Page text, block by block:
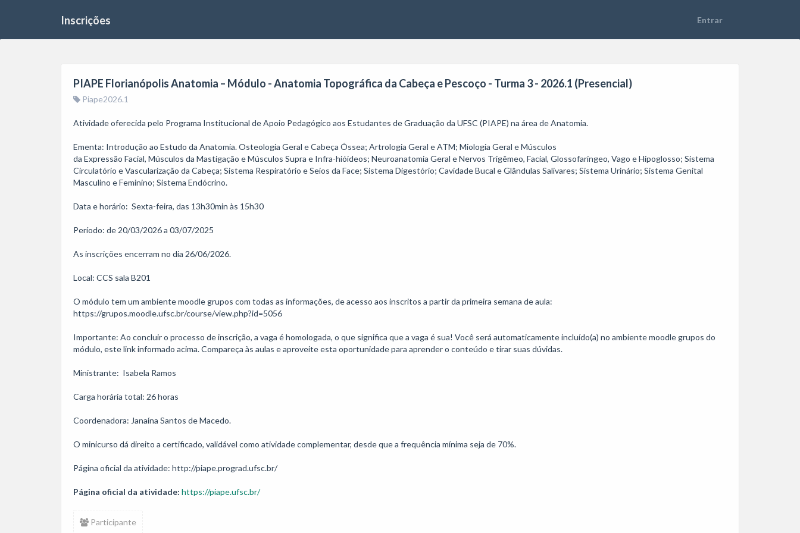
Inscrições
PIAPE Florianópolis Anatomia – Módulo - Anatomia Topográfica da Cabeça e Pescoço - Turma 3 - 2026.1 (Presencial)
Piape2026.1
Atividade oferecida pelo Programa Institucional de Apoio Pedagógico aos Estudantes de Graduação da UFSC (PIAPE) na área de Anatomia.
Ementa: Introdução ao Estudo da Anatomia. Osteologia Geral e Cabeça Óssea; Artrologia Geral e ATM; Miologia Geral e Músculos
da Expressão Facial, Músculos da Mastigação e Músculos Supra e Infra-hióideos; Neuroanatomia Geral e Nervos Trigêmeo, Facial, Glossofaríngeo, Vago e Hipoglosso; Sistema
Circulatório e Vascularização da Cabeça; Sistema Respiratório e Seios da Face; Sistema Digestório; Cavidade Bucal e Glândulas Salivares; Sistema Urinário; Sistema Genital
Masculino e Feminino; Sistema Endócrino.
Data e horário:  Sexta-feira, das 13h30min às 15h30
Período: de 20/03/2026 a 03/07/2025
As inscrições encerram no dia 26/06/2026.
Local: CCS sala B201
O módulo tem um ambiente moodle grupos com todas as informações, de acesso aos inscritos a partir da primeira semana de aula:
https://grupos.moodle.ufsc.br/course/view.php?id=5056
Importante: Ao concluir o processo de inscrição, a vaga é homologada, o que significa que a vaga é sua! Você será automaticamente incluído(a) no ambiente moodle grupos do
módulo, este link informado acima. Compareça às aulas e aproveite esta oportunidade para aprender o conteúdo e tirar suas dúvidas.
Ministrante:  Isabela Ramos
Carga horária total: 26 horas
Coordenadora: Janaína Santos de Macedo.
O minicurso dá direito a certificado, validável como atividade complementar, desde que a frequência mínima seja de 70%.
Página oficial da atividade: https://piape.ufsc.br/
Participante